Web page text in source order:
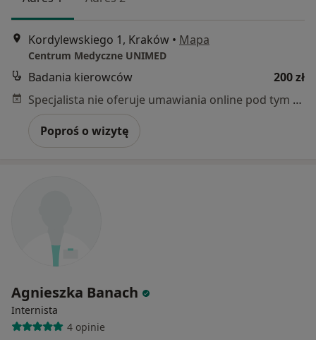
Kordylewskiego 1, Kraków • Mapa
Centrum Medyczne UNIMED
Badania kierowców
200 zł
Specjalista nie oferuje umawiania online pod tym adresem.
Poproś o wizytę
Agnieszka Banach
Internista
4 opinie